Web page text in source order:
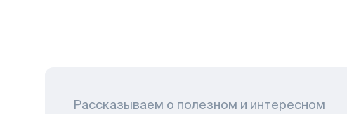
Рассказываем о полезном и интересном